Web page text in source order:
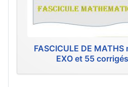
FASCICULE DE
EXO et 55